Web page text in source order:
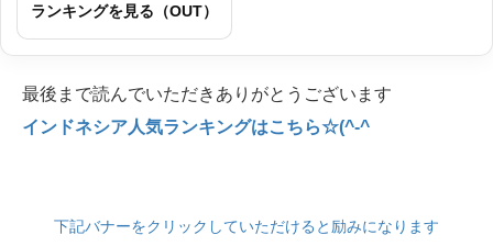
ランキングを見る（OUT）
最後まで読んでいただきありがとうございます
インドネシア人気ランキングはこちら☆(^-^
下記バナーをクリックしていただけると励みになります